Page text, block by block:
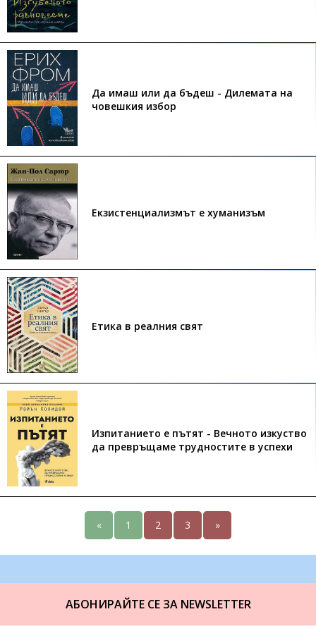
Да имаш или да бъдеш - Дилемата на
човешкия избор
Екзистенциализмът е хуманизъм
Етика в реалния свят
Изпитанието е пътят - Вечното изкуство
да превръщаме трудностите в успехи
« 1 2 3 »
АБОНИРАЙТЕ СЕ ЗА NEWSLETTER